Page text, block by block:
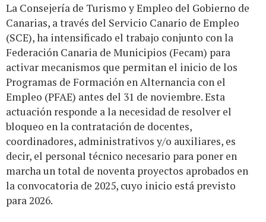
La Consejería de Turismo y Empleo del Gobierno de
Canarias, a través del Servicio Canario de Empleo
(SCE), ha intensificado el trabajo conjunto con la
Federación Canaria de Municipios (Fecam) para
activar mecanismos que permitan el inicio de los
Programas de Formación en Alternancia con el
Empleo (PFAE) antes del 31 de noviembre. Esta
actuación responde a la necesidad de resolver el
bloqueo en la contratación de docentes,
coordinadores, administrativos y/o auxiliares, es
decir, el personal técnico necesario para poner en
marcha un total de noventa proyectos aprobados en
la convocatoria de 2025, cuyo inicio está previsto
para 2026.